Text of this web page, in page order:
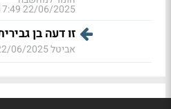
22/06/2025 17:49
זו דעה בן
אביטל06/2025 14:51